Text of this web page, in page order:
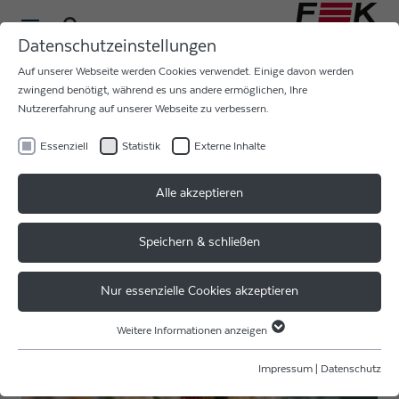
NIKOLAUSTAG BEI F&K
DELVOTEC
F & K DELVOTEC Bondtechnik GmbH wünscht allen
Kunden, Lieferanten und Mitarbeitern einen schönen
Nikolaustag und eine schöne Weihnachtszeit!
Datenschutzeinstellungen
Auf unserer Webseite werden Cookies verwendet. Einige davon werden
zwingend benötigt, während es uns andere ermöglichen, Ihre
Nutzererfahrung auf unserer Webseite zu verbessern.
Essenziell Statistik Externe Inhalte
Alle akzeptieren
Speichern & schließen
Nur essenzielle Cookies akzeptieren
Essenzielle Cookies werden für grundlegende Funktionen der Webseite
Weitere Informationen anzeigen
Impressum Datenschutz